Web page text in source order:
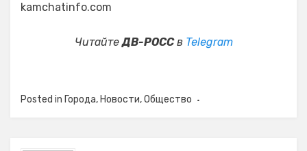
kamchatinfo.com
ЧитайтеДВ-РОССв Telegram
Posted in Города, Новости,Общество